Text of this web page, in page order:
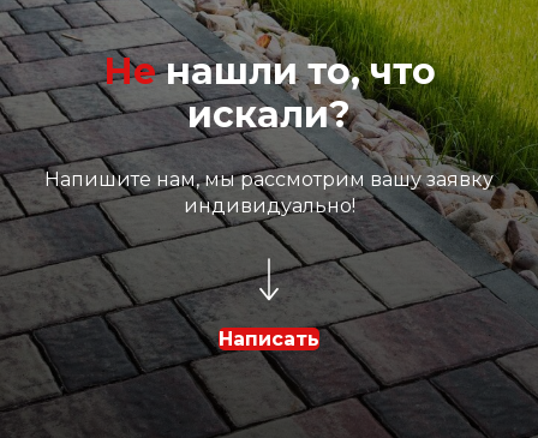
Ненашли то, что
искали?
Напишите нам, мы рассмотрим вашу заявку
индивидуально!
Написать